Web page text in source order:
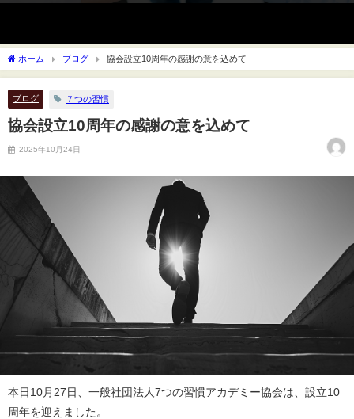
ホーム ブログ 協会設立10周年の感謝の意を込めて
ブログ ７つの習慣
協会設立10周年の感謝の意を込めて
2025年10月24日
本日10月27日、一般社団法人7つの習慣アカデミー協会は、設立10
周年を迎えました。